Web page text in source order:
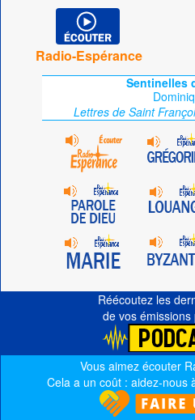
Radio-Espérance
Sentinelles
Lettres de Saint
Réécoutez les
de vos
Vous aimez écouter
Cela a un coût : aidez-nous